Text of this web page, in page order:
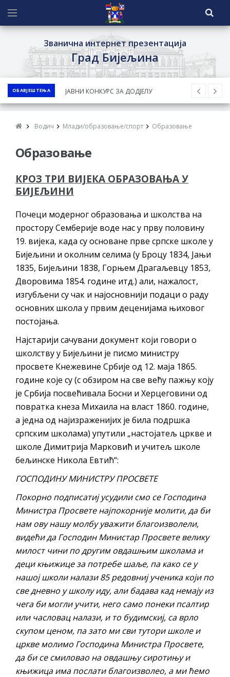
Званична интернет презентација
Град Бијељина
ОБАВЈЕШТЕЊА
ЈАВНИ КОНКУРС ЗА ДОДЈЕЛУ
БЕСПОВРАТНИХ СРЕДСТАВА ЗА
ГРАДА БИЈЕЉИНА ЗА 2026. ГОДИНУ
Нукић
ПРЕЛИМИНАРНA РАНГ ЛИСТA
НА ГРАДСКИ МЈЕСЕЧНИ БОРАЧКИ
ДОДАТАК ЗА ДЕМОБИЛИСАНЕ БОРЦЕ
ВОЈСКЕ РЕПУБЛИКЕ СРПСКЕ У СТАЊУ
СОЦИЈАЛНЕ ПОТРЕБЕ
Обрасци захтјева за регресирано
гориво доступни од 13. марта до 15.
Обавјештење за предузетника - Вера
ЈАВНИ ПОЗИВ ЗА ПРИЈАВУ
НЕПРОПИСНОГ ОДЛАГАЊА ОТПАДА УЗ
ДОДЈЕЛУ ФИНАНСИЈСКЕ НАГРАДЕ
Водич Млади/образовање/спорт Образовање
Образовање
КРОЗ ТРИ ВИЈЕКА ОБРАЗОВАЊА У
БИЈЕЉИНИ
Почеци модерног образовања и школства на
простору Семберије воде нас у прву половину
19. вијека, када су основане прве српске школе у
Бијељини и околним селима (у Броцу 1834, Јањи
1835, Бијељини 1838, Горњем Драгаљевцу 1853,
Дворовима 1854. године итд.) али, нажалост,
изгубљени су чак и најосновнији подаци о раду
основних школа у првим деценијама њиховог
постојања.
Најстарији сачувани документ који говори о
школству у Бијељини је писмо министру
просвете Кнежевине Србије од 12. маја 1865.
године које су (с обзиром на све већу пажњу коју
је Србија посвећивала Босни и Херцеговини од
повратка кнеза Михаила на власт 1860. године,
а једна од најизраженијих је била подршка
српским школама) упутили „настојатељ цркве и
школе Димитрија Марковић и учитељ школе
бељинске Никола Евтић“:
ГОСПОДИНУ МИНИСТРУ ПРОСВЕТЕ
Покорно подписатиј усудили смо се Господина
Министра Просвете најпокорније молити, да би
нам ову нашу молбу уважити благоизволели,
видећи да Господин Министар Просвете велику
милост чини по другим овдашњим школама и
деци књижице за потребе шаље, па како се у
нашој школи налази 85 редовниј ученика који по
све дневно у школу иду, али бадава кад немају из
чега би могли учити, него само понеки псалтир
или часловац налази, и то будимскиј, са врло
скупом ценом, па зато ми сви тутори школе и
цркве молимо Господина Министра Просвете,
да би се смиловао на овдашњу сиротињу и
књижица има послати благоизволео, а ми ћемо